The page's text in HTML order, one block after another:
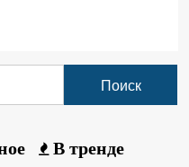
В тренде